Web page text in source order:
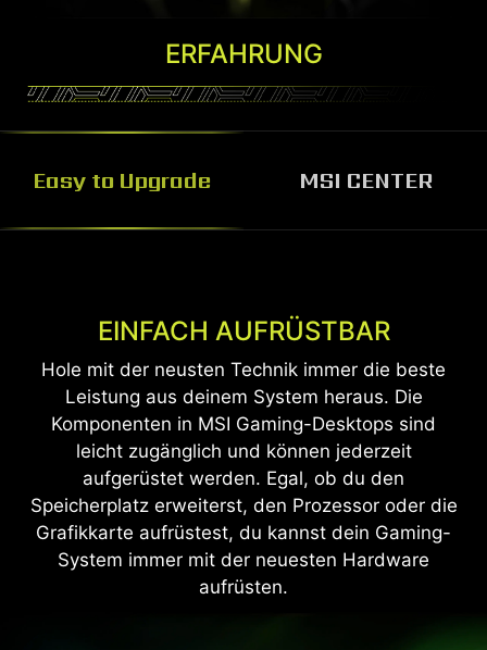
ERFAHRUNG
Easy to Upgrade
Hole mit der neusten Technik immer die beste
Leistung aus deinem System heraus. Die
Komponenten in MSI Gaming-Desktops sind
leicht zugänglich und können jederzeit
aufgerüstet werden. Egal, ob du den
Speicherplatz erweiterst, den Prozessor oder die
Grafikkarte aufrüstest, du kannst dein Gaming-
System immer mit der neuesten Hardware
aufrüsten.
MSI Desktop so steuern und anpassen, wie du es
möchtest. Überwachen, anpassen und
optimieren ganz einfach über ein einheitliches
Kontrollsystem.
Erfahre Mehr